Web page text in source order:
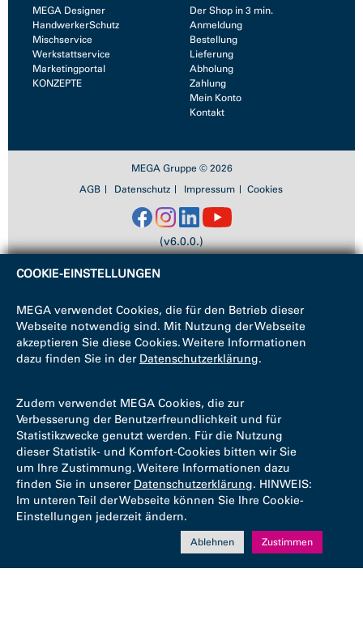
MEGA Designer
HandwerkerSchutz
Mischservice
Werkstattservice
Marketingportal
KONZEPTE
Der Shop in 3 min.
Anmeldung
Bestellung
Lieferung
Abholung
Zahlung
Mein Konto
Kontakt
MEGA Gruppe © 2026
AGB
Datenschutz Impressum Cookies
(v6.0.0.)
COOKIE-EINSTELLUNGEN
MEGA verwendet Cookies, die für den Betrieb dieser
Webseite notwendig sind. Mit Nutzung der Webseite
akzeptieren Sie diese Cookies. Weitere Informationen
dazu finden Sie in der Datenschutzerklärung.
Zudem verwendet MEGA Cookies, die zur
Verbesserung der Benutzerfreundlichkeit und für
Statistikzwecke genutzt werden. Für die Nutzung
dieser Statistik- und Komfort-Cookies bitten wir Sie
um Ihre Zustimmung. Weitere Informationen dazu
finden Sie in unserer Datenschutzerklärung. HINWEIS:
Im unteren Teil der Webseite können Sie Ihre Cookie-
Einstellungen jederzeit ändern.
Zustimmen
Ablehnen